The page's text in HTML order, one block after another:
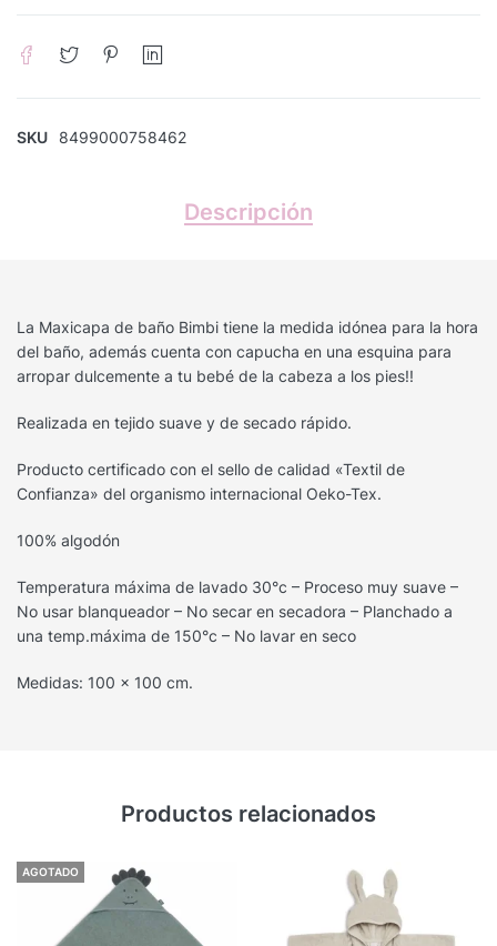
SKU 8499000758462
Descripción
La Maxicapa de baño Bimbi tiene la medida idónea para la hora
del baño, además cuenta con capucha en una esquina para
arropar dulcemente a tu bebé de la cabeza a los pies!!
Realizada en tejido suave y de secado rápido.
Producto certificado con el sello de calidad «Textil de
Confianza» del organismo internacional Oeko-Tex.
100% algodón
Temperatura máxima de lavado 30°c – Proceso muy suave –
No usar blanqueador – No secar en secadora – Planchado a
una temp.máxima de 150°c – No lavar en seco
Medidas: 100 x 100 cm.
Productos relacionados
AGOTADO